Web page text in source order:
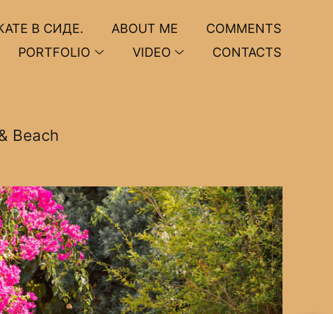
В СИДЕ. ABOUT ME
COMMENTS
PORTFOLIO
VIDEO CONTACTS
Beach